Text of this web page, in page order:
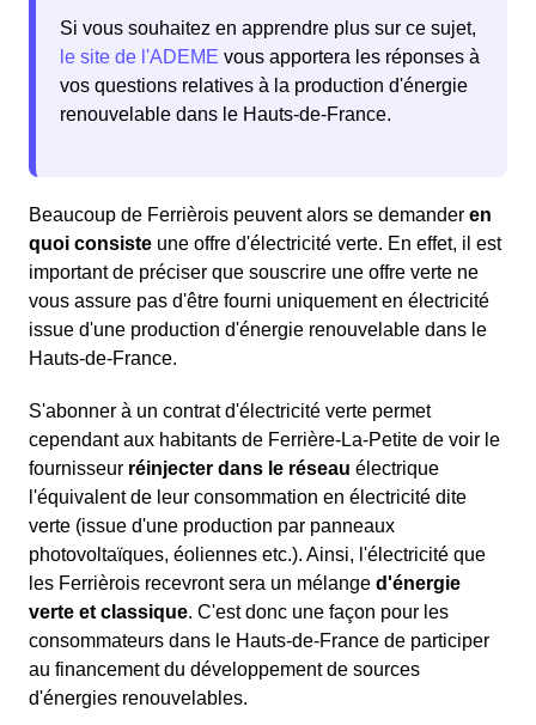
Si vous souhaitez en apprendre plus sur ce sujet,
le site de l'ADEME vous apportera les réponses à
vos questions relatives à la production d'énergie
renouvelable dans le Hauts-de-France.
Beaucoup de Ferrièrois peuvent alors se demander en
quoi consiste une offre d'électricité verte. En effet, il est
important de préciser que souscrire une offre verte ne
vous assure pas d'être fourni uniquement en électricité
issue d'une production d'énergie renouvelable dans le
Hauts-de-France.
S'abonner à un contrat d'électricité verte permet
cependant aux habitants de Ferrière-La-Petite de voir le
fournisseur réinjecter dans le réseau électrique
l'équivalent de leur consommation en électricité dite
verte (issue d'une production par panneaux
photovoltaïques, éoliennes etc.). Ainsi, l'électricité que
les Ferrièrois recevront sera un mélange d'énergie
verte et classique. C'est donc une façon pour les
consommateurs dans le Hauts-de-France de participer
au financement du développement de sources
d'énergies renouvelables.